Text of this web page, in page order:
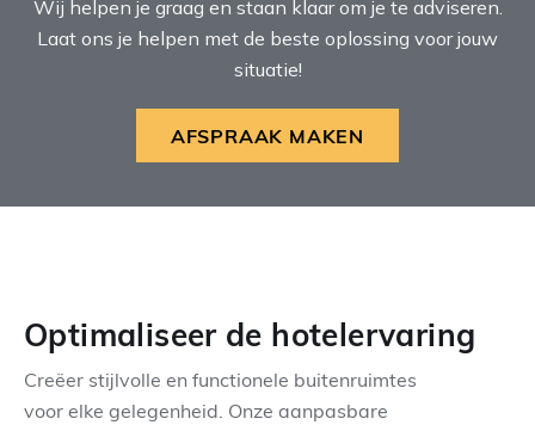
Wij helpen je graag en staan klaar om je te adviseren.
Laat ons je helpen met de beste oplossing voor jouw
situatie!
AFSPRAAK MAKEN
Optimaliseer de hotelervaring
Creëer stijlvolle en functionele buitenruimtes
voor elke gelegenheid. Onze aanpasbare